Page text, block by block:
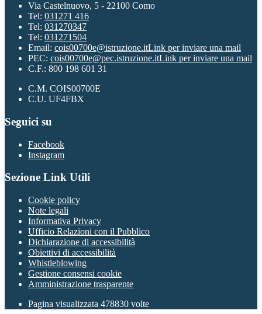
Via Castelnuovo, 5 - 22100 Como
Tel: 031271 416
Tel: 031270347
Tel: 031271504
Email: cois00700e@istruzione.itLink per inviare una mail
PEC: cois00700e@pec.istruzione.itLink per inviare una mail
C.F.: 800 198 601 31
C.M. COIS00700E
C.U. UF4FBX
Seguici su
Facebook
Instagram
Sezione Link Utili
Cookie policy
Note legali
Informativa Privacy
Ufficio Relazioni con il Pubblico
Dichiarazione di accessibilità
Obiettivi di accessibilità
Whistleblowing
Gestione consensi cookie
Amministrazione trasparente
Pagina visualizzata 478830 volte